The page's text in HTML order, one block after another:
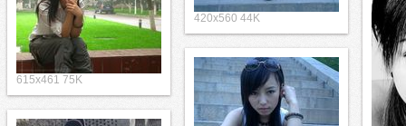
420x560 44K
615x461 75K